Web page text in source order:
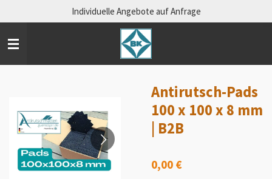
Hauptinhalt
springen
Individuelle Angebote auf Anfrage
Antirutsch-Pads
100 x 100 x 8 mm
| B2B
0,00 €